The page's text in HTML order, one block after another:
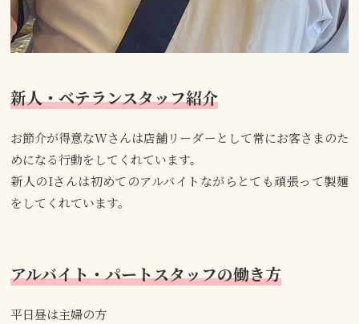
新人・ベテランスタッフ紹介
お節介が得意なWさんは店舗リーダーとして常にお客さまのた
めになる行動をしてくれています。
新人のIさんは初めてのアルバイトながらとても頑張って製麺
をしてくれています。
アルバイト・パートスタッフの働き方
平日昼は主婦の方